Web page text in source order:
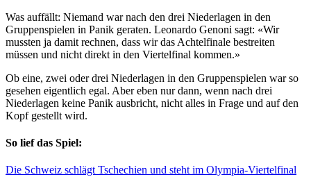
Was auffällt: Niemand war nach den drei Niederlagen in den
Gruppenspielen in Panik geraten. Leonardo Genoni sagt: «Wir
mussten ja damit rechnen, dass wir das Achtelfinale bestreiten
müssen und nicht direkt in den Viertelfinal kommen.»
Ob eine, zwei oder drei Niederlagen in den Gruppenspielen war so
gesehen eigentlich egal. Aber eben nur dann, wenn nach drei
Niederlagen keine Panik ausbricht, nicht alles in Frage und auf den
Kopf gestellt wird.
So lief das Spiel:
Die Schweiz schlägt Tschechien und steht im Olympia-Viertelfinal